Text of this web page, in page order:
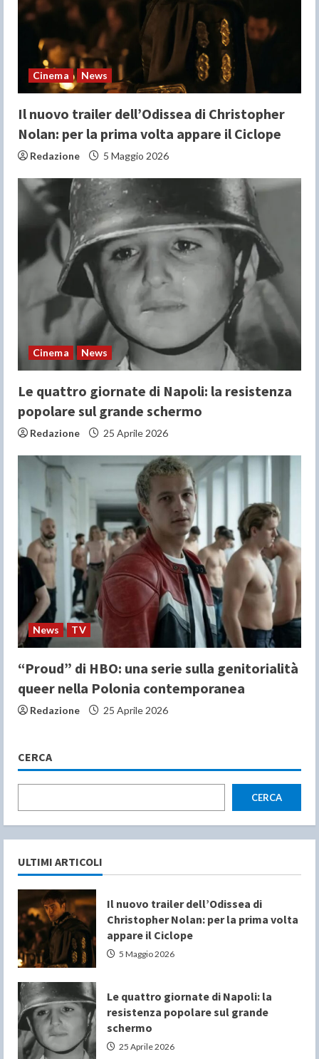
d
n
g
Cinema News
Il nuovo trailer dell’Odissea di Christopher
Nolan: per la prima volta appare il Ciclope
Redazione 5 Maggio 2026
Cinema News
Le quattro giornate di Napoli: la resistenza
popolare sul grande schermo
Redazione 25 Aprile 2026
News TV
“Proud” di HBO: una serie sulla genitorialità
queer nella Polonia contemporanea
Redazione 25 Aprile 2026
CERCA
CERCA
ULTIMI ARTICOLI
Il nuovo trailer dell’Odissea di
Christopher Nolan: per la prima volta
appare il Ciclope
5 Maggio 2026
Le quattro giornate di Napoli: la
resistenza popolare sul grande
schermo
25 Aprile 2026